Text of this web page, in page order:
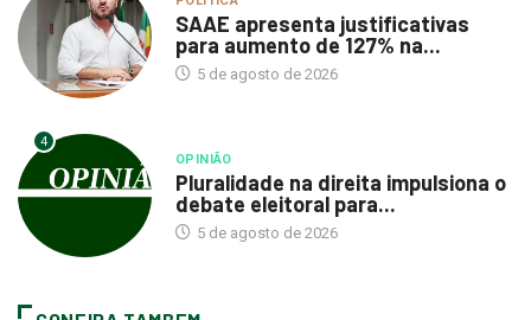
SAAE apresenta justificativas
para aumento de 127% na...
5 de agosto de 2026
4
OPINIÃO
Pluralidade na direita impulsiona o
debate eleitoral para...
5 de agosto de 2026